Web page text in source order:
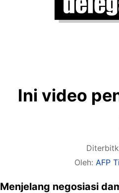
Ini video
Oleh: AFP
Menjelang negosiasi